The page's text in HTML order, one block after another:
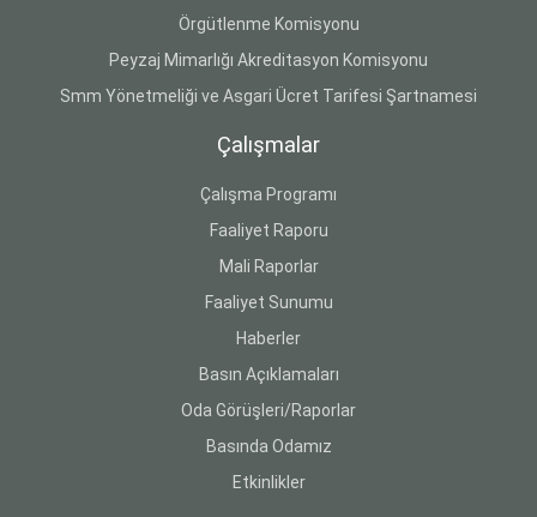
Örgütlenme Komisyonu
Peyzaj Mimarlığı Akreditasyon Komisyonu
Smm Yönetmeliği ve Asgari Ücret Tarifesi Şartnamesi
Çalışmalar
Çalışma Programı
Faaliyet Raporu
Mali Raporlar
Faaliyet Sunumu
Haberler
Basın Açıklamaları
Oda Görüşleri/Raporlar
Basında Odamız
Etkinlikler